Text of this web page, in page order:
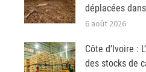
déplacées
6 août 2026
Côte d’Ivoire :
des stocks de